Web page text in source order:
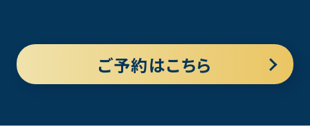
ご予約はこちら